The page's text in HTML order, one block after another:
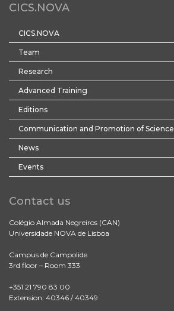
CICS.NOVA
CICS.NOVA
Team
Research
Advanced Training
Editions
Communication and Promotion of Science
News
Events
Contact us
Colégio Almada Negreiros (CAN)
Universidade NOVA de Lisboa
Campus de Campolide
3rd floor – Room 333
+351 21 790 83 00
Extension: 40346 / 40349